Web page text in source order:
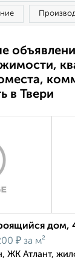
в Твери
дом,
₽ за м²
ЖК Атлант,